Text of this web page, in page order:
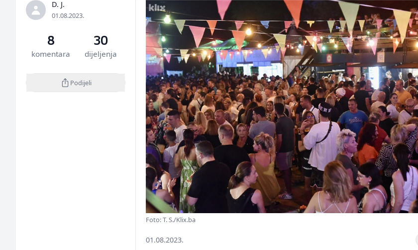
D. J.
01.08.2023.
8
komentara
30
dijeljenja
Podijeli
Foto: T. S./Klix.ba
01.08.2023.